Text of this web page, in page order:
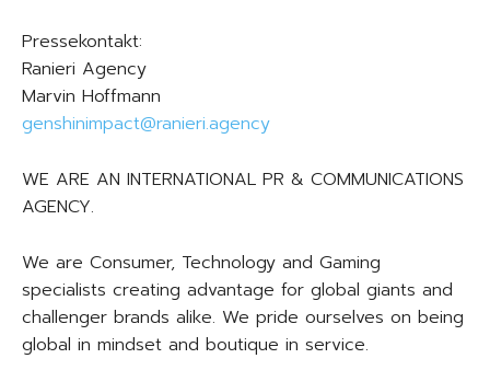
Pressekontakt:
Ranieri Agency
Marvin Hoffmann
genshinimpact@ranieri.agency
WE ARE AN INTERNATIONAL PR & COMMUNICATIONS
AGENCY.
We are Consumer, Technology and Gaming
specialists creating advantage for global giants and
challenger brands alike. We pride ourselves on being
global in mindset and boutique in service.